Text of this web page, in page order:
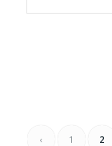
‹ 1 2